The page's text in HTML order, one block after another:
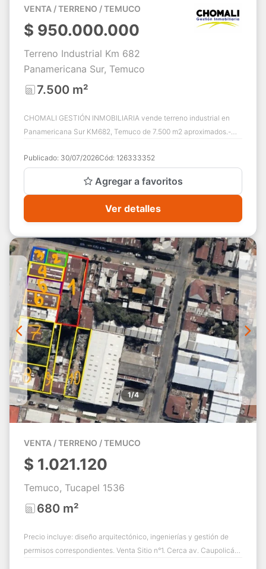
VENTA / TERRENO / TEMUCO
$ 950.000.000
Terreno Industrial Km 682
Panamericana Sur, Temuco
7.500 m²
CHOMALI GESTIÓN INMOBILIARIA vende terreno industrial en
Panamericana Sur KM682, Temuco de 7.500 m2 aproximados.-
Publicado: 30/07/2026Cód: 126333352
Agregar a favoritos
Ver detalles
1/4
VENTA / TERRENO / TEMUCO
$ 1.021.120
Temuco, Tucapel 1536
680 m²
Precio incluye: diseño arquitectónico, ingenierías y gestión de
permisos correspondientes. Venta Sitio n°1. Cerca av. Caupolicán,